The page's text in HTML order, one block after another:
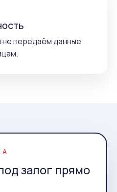
передаём данные
залог прямо